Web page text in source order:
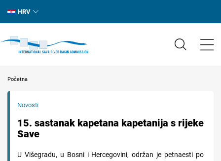
HRV
Početna
Novosti
15. sastanak kapetana kapetanija s rijeke
Save
U Višegradu, u Bosni i Hercegovini, održan je petnaesti po